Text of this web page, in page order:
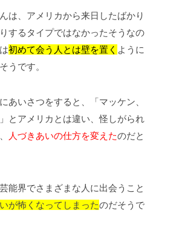
は、アメリカから来日したばかり
するタイプではなかったそうなの
初めて会う人とは壁を置く ように
うです。
あいさつをすると、「マッケン、
とアメリカとは違い、怪しがられ
人づきあいの仕方を変えたのだと
能界でさまざまな人に出会うこと
が怖くなってしまったのだそうで